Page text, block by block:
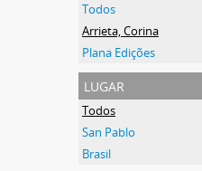
Todos
Arrieta, Corina
Plana Edições
lugar
Todos
San Pablo
Brasil